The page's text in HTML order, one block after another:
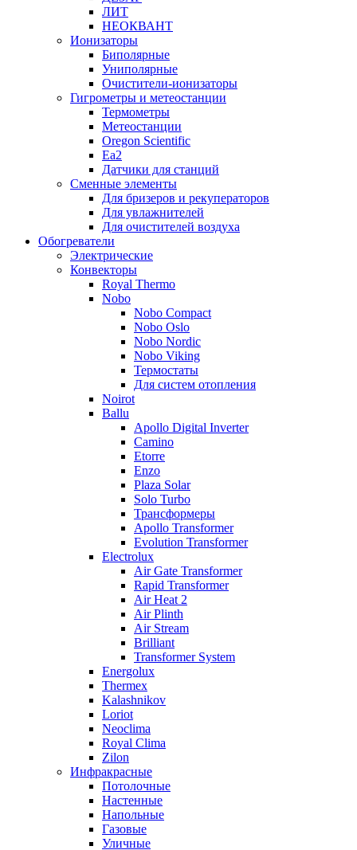
ЛИТ
НЕОКВАНТ
Ионизаторы
Биполярные
Униполярные
Очистители-ионизаторы
Гигрометры и метеостанции
Термометры
Метеостанции
Oregon Scientific
Ea2
Датчики для станций
Сменные элементы
Для бризеров и рекуператоров
Для увлажнителей
Для очистителей воздуха
Обогреватели
Электрические
Конвекторы
Royal Thermo
Nobo
Nobo Compact
Nobo Oslo
Nobo Nordic
Nobo Viking
Термостаты
Для систем отопления
Noirot
Ballu
Apollo Digital Inverter
Camino
Etorre
Enzo
Plaza Solar
Solo Turbo
Трансформеры
Apollo Transformer
Evolution Transformer
Electrolux
Air Gate Transformer
Rapid Transformer
Air Heat 2
Air Plinth
Air Stream
Brilliant
Transformer System
Energolux
Тhermex
Kalashnikov
Loriot
Neoclima
Royal Clima
Zilon
Инфракрасные
Потолочные
Настенные
Напольные
Газовые
Уличные